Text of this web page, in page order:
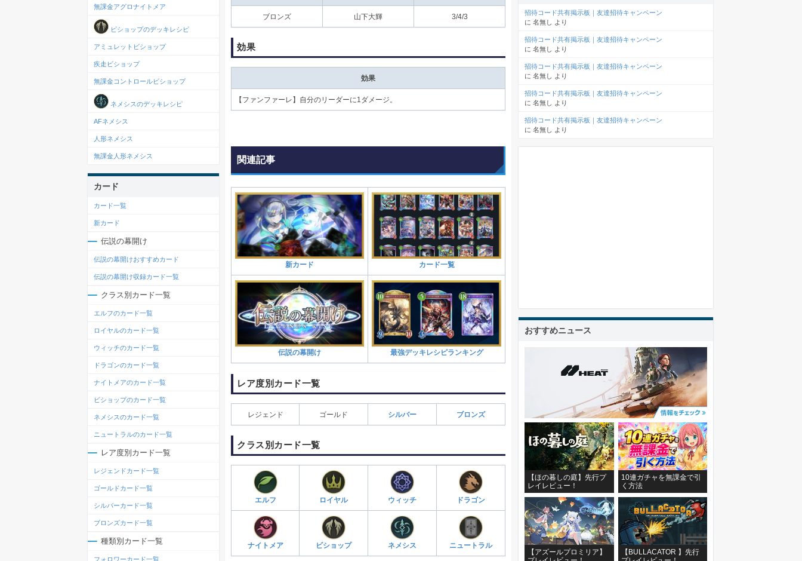
ブロンズ 山下大輝 3/4/3
効果
効果
【ファンファーレ】自分のリーダーに1ダメージ。
関連記事
新カード カード一覧
伝説の幕開け 最強デッキレシピランキング
レア度別カード一覧
レジェンド ゴールド シルバー ブロンズ
クラス別カード一覧
エルフ ロイヤル ウィッチ ドラゴン
ナイトメア ビショップ ネメシス ニュートラル
無課金アグロナイトメア
ビショップのデッキレシピ
アミュレットビショップ
疾走ビショップ
無課金コントロールビショップ
ネメシスのデッキレシピ
AFネメシス
人形ネメシス
無課金人形ネメシス
カード
カード一覧
新カード
伝説の幕開け
伝説の幕開けおすすめカード
伝説の幕開け収録カード一覧
クラス別カード一覧
エルフのカード一覧
ロイヤルのカード一覧
ウィッチのカード一覧
ドラゴンのカード一覧
ナイトメアのカード一覧
ビショップのカード一覧
ネメシスのカード一覧
ニュートラルのカード一覧
レア度別カード一覧
レジェンドカード一覧
ゴールドカード一覧
シルバーカード一覧
ブロンズカード一覧
種類別カード一覧
フォロワーカード一覧
招待コード共有掲示板｜友達招待キャンペーン
に 名無し より
招待コード共有掲示板｜友達招待キャンペーン
に 名無し より
招待コード共有掲示板｜友達招待キャンペーン
に 名無し より
招待コード共有掲示板｜友達招待キャンペーン
に 名無し より
招待コード共有掲示板｜友達招待キャンペーン
に 名無し より
おすすめニュース
【ほの暮しの庭】先行プ
レイレビュー！
10連ガチャを無課金で引
く方法
【アズールプロミリア】
【BULLACATOR 】先行